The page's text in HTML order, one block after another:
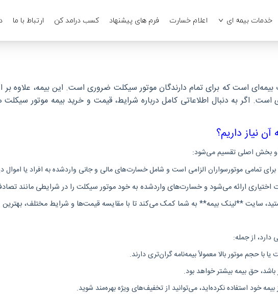
خدمات بیمه ای اعلام خسارت فرم های پیشنهاد کسب درامد کن ارتباط با ما
است که برای تمام دارندگان موتور سیکلت ضروری است. این بیمه، علاوه
اگر به دنبال اطلاعاتی کامل درباره شرایط، قیمت و خرید بیمه موتور سیکلت
نیاز داریم؟
دو بخش اصلی تقسیم می‌شود:
برای تمامی موتورسواران الزامی است و شامل خسارت‌های مالی و جانی واردشده به افراد یا
اختیاری ارائه می‌شود و خسارت‌های واردشده به خود موتور سیکلت را در شرایطی مانند
سایت **لینک بیمه** به شما کمک می‌کند تا با مقایسه قیمت‌ها و شرایط مختلف، بهترین
از جمله:
حجم موتور بالا معمولاً بیمه‌نامه گران‌تری دارند.
حق بیمه بیشتر خواهد بود.
خود استفاده نکرده‌اید، می‌توانید از تخفیف‌های ویژه بهره‌مند شوید.